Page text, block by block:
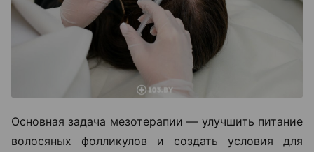
Основная задача мезотерапии — улучшить питание
волосяных фолликулов и создать условия для